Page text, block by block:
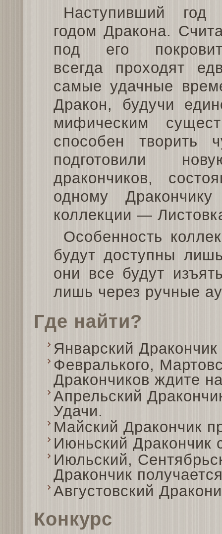
Наступивший год
годом Дракона.
под его
всегда проходят
самые удачные
Дракон, будучи
мифическим
способен творить
подготовили
дракончиков,
одному
коллекции —
Особенность
будут доступны
они все будут
лишь через ручные
Где найти?
Январский
Февралького,
Дракончиков ждите
Апрельский
Удачи.
Майский Дракончик
Июньский Дракончик
Июльский,
Дракончик
Августовский
Конкурс